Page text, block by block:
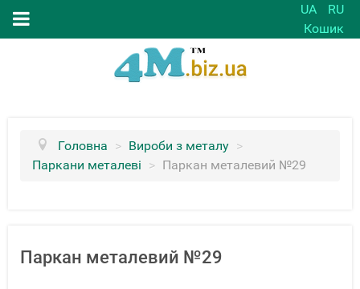
UA
RU
Кошик
Головна > Вироби з металу >
Паркани металеві > Паркан металевий №29
Паркан металевий №29